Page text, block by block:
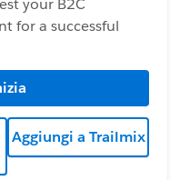
your B2C
for a successful
Aggiungi a Trailmix